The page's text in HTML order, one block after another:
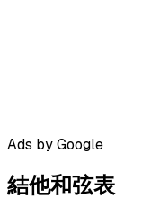
Ads by Google
結他和弦表